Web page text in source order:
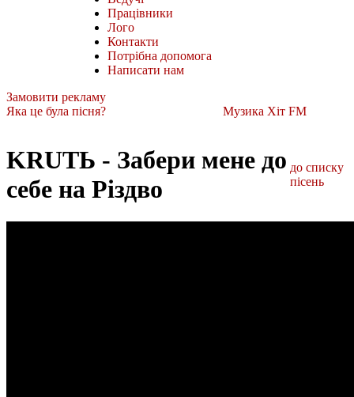
Працівники
Лого
Контакти
Потрібна допомога
Написати нам
Замовити рекламу
Яка це була пісня?
Музика Хіт FM
KRUTЬ - Забери мене до
себе на Різдво
до списку
пісень